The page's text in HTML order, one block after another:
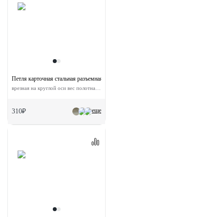
еще
Петля карточная стальная разъемная MSD 100X70X2.5 AB L универсальная левая
310₽